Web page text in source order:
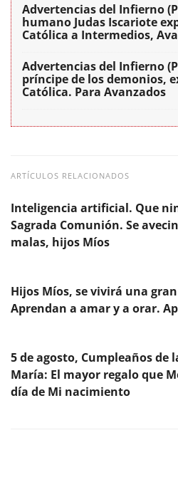
Advertencias del Infierno
humano Judas Iscariote
Católica a Intermedios,
Advertencias del Infierno
príncipe de los demonios,
Católica. Para Avanzados
ARTÍCULOS RELACIONADOS
Inteligencia artificial. Que
Sagrada Comunión. Se
malas, hijos Míos
Hijos Míos, se vivirá una
Aprendan a amar y a orar.
5 de agosto, Cumpleaños de
María: El mayor regalo que
día de Mi nacimiento